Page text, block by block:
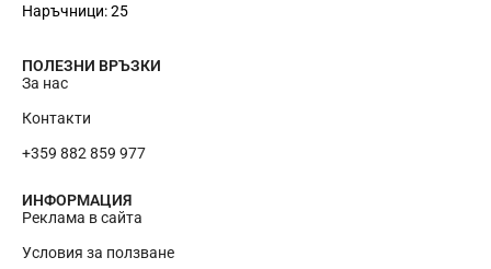
Наръчници: 25
ПОЛЕЗНИ ВРЪЗКИ
За нас
Контакти
+359 882 859 977
ИНФОРМАЦИЯ
Реклама в сайта
Условия за ползване